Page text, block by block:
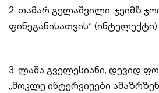
2. თამარ გელაშვილი, ჯეიმზ
ფინეგანისათვის“ (ინტელექტი)
3. ლაშა გველესიანი, დევიდ
„მოკლე ინტერვიუები